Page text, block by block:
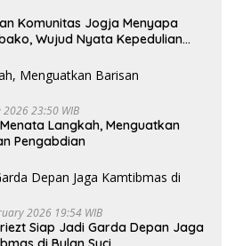
Komunitas Jogja Menyapa
Wujud Nyata Kepedulian
2026 23:50 WIB
Menata Langkah, Menguatkan
Pengabdian
2026 19:54 WIB
Siap Jadi Garda Depan Jaga